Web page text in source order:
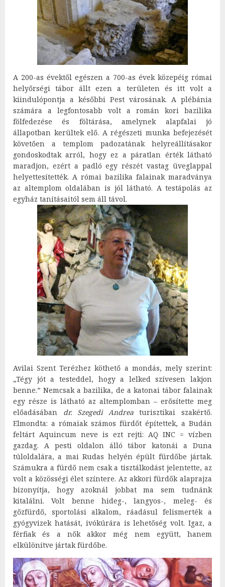
A 200-as évektől egészen a 700-as évek közepéig római
helyőrségi tábor állt ezen a területen és itt volt a
kiindulópontja a későbbi Pest városának. A plébánia
számára a legfontosabb volt a román kori bazilika
fölfedezése és föltárása, amelynek alapfalai jó
állapotban kerültek elő. A régészeti munka befejezését
követően a templom padozatának helyreállításakor
gondoskodtak arról, hogy ez a páratlan érték látható
maradjon, ezért a padló egy részét vastag üveglappal
helyettesítették. A római bazilika falainak maradványa
az altemplom oldalában is jól látható. A testápolás az
egyház tanításaitól sem áll távol.
Avilai Szent Terézhez köthető a mondás, mely szerint:
„Tégy jót a testeddel, hogy a lelked szívesen lakjon
benne.” Nemcsak a bazilika, de a katonai tábor falainak
egy része is látható az altemplomban – erősítette meg
előadásában dr. Szegedi Andreaturisztikai szakértő.
Elmondta: a rómaiak számos fürdőt építettek, a Budán
feltárt Aquincum neve is ezt rejti: AQ INC = vízben
gazdag. A pesti oldalon álló tábor katonái a Duna
túloldalára, a mai Rudas helyén épült fürdőbe jártak.
Számukra a fürdő nem csak a tisztálkodást jelentette, az
volt a közösségi élet színtere. Az akkori fürdők alaprajza
bizonyítja, hogy azoknál jobbat ma sem tudnánk
kitalálni. Volt benne hideg-, langyos-, meleg- és
gőzfürdő, sportolási alkalom, ráadásul felismerték a
gyógyvizek hatását, ivókúrára is lehetőség volt. Igaz, a
férfiak és a nők akkor még nem együtt, hanem
elkülönítve jártak fürdőbe.